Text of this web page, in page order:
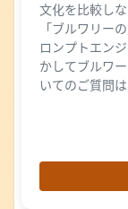
文化を比較し
「ブルワリー
ロンプトエン
かしてブルワ
いてのご質問